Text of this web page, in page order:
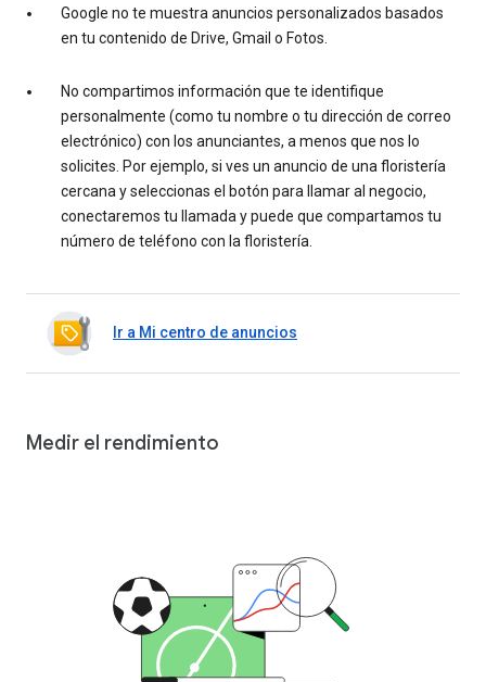
Google no te muestra anuncios personalizados basados
en tu contenido de Drive, Gmail o Fotos.
No compartimos información que te identifique
personalmente (como tu nombre o tu dirección de correo
electrónico) con los anunciantes, a menos que nos lo
solicites. Por ejemplo, si ves un anuncio de una floristería
cercana y seleccionas el botón para llamar al negocio,
conectaremos tu llamada y puede que compartamos tu
número de teléfono con la floristería.
Ir a Mi centro de anuncios
Medir el rendimiento